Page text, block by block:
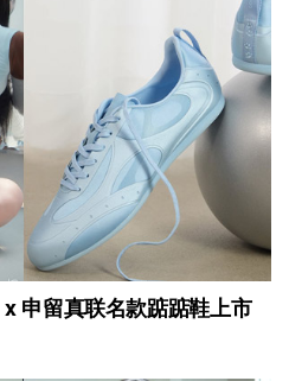
申留真联名款踮踮鞋上市